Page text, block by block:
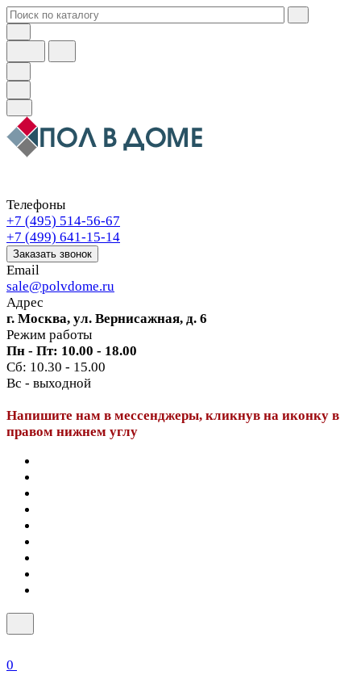
Телефоны
+7 (495) 514-56-67
+7 (499) 641-15-14
Заказать звонок
Email
sale@polvdome.ru
Адрес
г. Москва, ул. Вернисажная, д. 6
Режим работы
Пн - Пт: 10.00 - 18.00
Сб: 10.30 - 15.00
Вс - выходной
Напишите нам в мессенджеры, кликнув на иконку в
правом нижнем углу
0